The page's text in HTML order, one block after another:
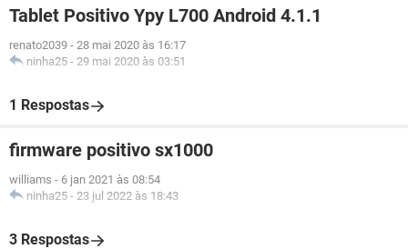
Tablet Positivo Ypy L700 Android 4.1.1
renato2039 - 28 mai 2020 às 16:17
ninha25 - 29 mai 2020 às 03:51
1 Respostas
firmware positivo sx1000
williams - 6 jan 2021 às 08:54
ninha25 - 23 jul 2022 às 18:43
3 Respostas